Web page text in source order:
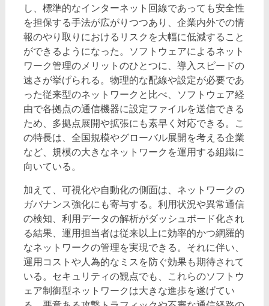
し、標準的なインターネット回線であっても安全性
を担保する手法が広がりつつあり、企業内外での情
報のやり取りにおけるリスクを大幅に低減すること
ができるようになった。ソフトウェアによるネット
ワーク管理のメリットのひとつに、導入スピードの
速さが挙げられる。物理的な配線や設定が必要であ
った従来型のネットワークと比べ、ソフトウェア経
由で各拠点の通信機器に設定ファイルを送信できる
ため、多拠点展開や拡張にも素早く対応できる。こ
の特長は、全国規模やグローバル展開を考える企業
など、規模の大きなネットワークを運用する組織に
向いている。
加えて、可視化や自動化の側面は、ネットワークの
ガバナンス強化にも寄与する。利用状況や異常通信
の検知、利用データの解析がダッシュボード化され
る結果、運用担当者は従来以上に効率的かつ網羅的
なネットワークの管理を実現できる。それに伴い、
運用コストや人為的なミスを防ぐ効果も期待されて
いる。セキュリティの観点でも、これらのソフトウ
ェア制御型ネットワークは大きな進歩を遂げてい